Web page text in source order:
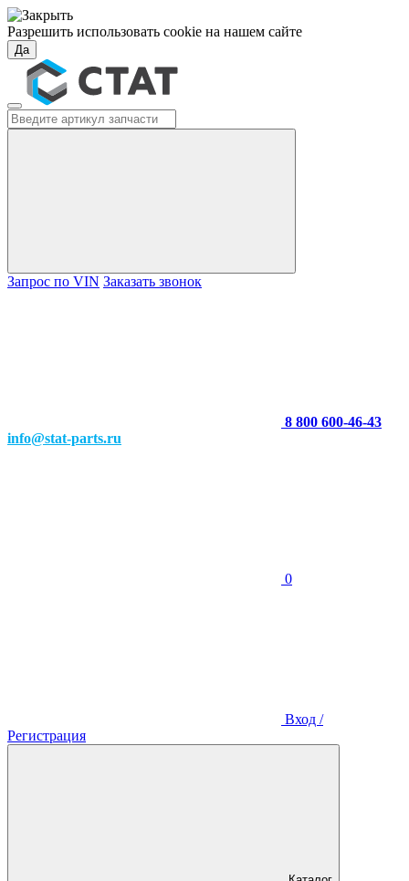
Разрешить использовать cookie на нашем сайте
Да
Запрос по VIN Заказать звонок
8 800 600-46-43
info@stat-parts.ru
0
Вход /
Регистрация